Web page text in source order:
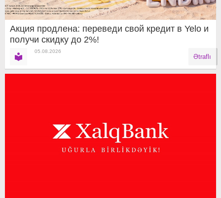
Акция продлена: переведи свой кредит в Yelo и
получи скидку до 2%!
05.08.2026
Ətraflı